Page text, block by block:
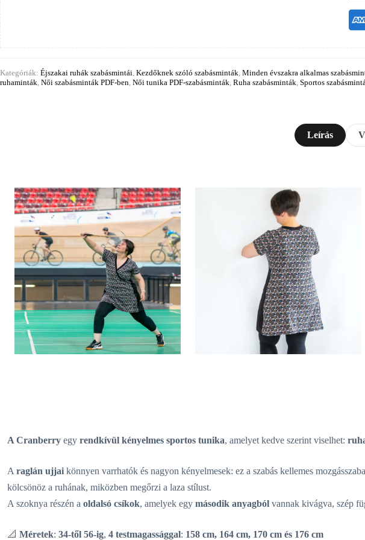
Kategóriák: Éjszakai ruhák szabásmintái Kezdőknek szóló szabásminták Minden évszakra alkalmas
ruhaminták Női szabásminták PDF-ben Női tunika PDF-szabásminták Ruha szabásminták Sportos
Leírás
A Cranberry egy rendkívül kényelmes sportos tunika, amelyet kedve szerint viselhet:
A raglán ujjai könnyen varrhatók és nagyon kényelmesek: ez a szabás kellemes
kölcsönöz a ruhának, miközben megőrzi a laza stílust.
A szoknya részén a oldalsó csíkok, amelyek egy második anyagból vannak kivágva, szép
📐 Méretek: 34-től 56-ig, 4 testmagassággal: 158 cm, 164 cm, 170 cm és 176 cm